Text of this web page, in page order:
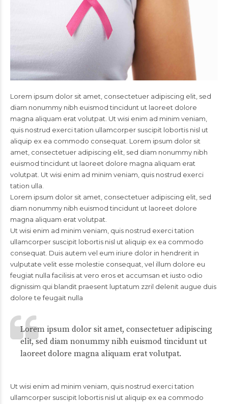
Lorem ipsum dolor sit amet, consectetuer adipiscing elit, sed
diam nonummy nibh euismod tincidunt ut laoreet dolore
magna aliquam erat volutpat. Ut wisi enim ad minim veniam,
quis nostrud exerci tation ullamcorper suscipit lobortis nisl ut
aliquip ex ea commodo consequat. Lorem ipsum dolor sit
amet, consectetuer adipiscing elit, sed diam nonummy nibh
euismod tincidunt ut laoreet dolore magna aliquam erat
volutpat. Ut wisi enim ad minim veniam, quis nostrud exerci
tation ulla.
Lorem ipsum dolor sit amet, consectetuer adipiscing elit, sed
diam nonummy nibh euismod tincidunt ut laoreet dolore
magna aliquam erat volutpat.
Ut wisi enim ad minim veniam, quis nostrud exerci tation
ullamcorper suscipit lobortis nisl ut aliquip ex ea commodo
consequat. Duis autem vel eum iriure dolor in hendrerit in
vulputate velit esse molestie consequat, vel illum dolore eu
feugiat nulla facilisis at vero eros et accumsan et iusto odio
dignissim qui blandit praesent luptatum zzril delenit augue duis
dolore te feugait nulla
Lorem ipsum dolor sit amet, consectetuer adipiscing
elit, sed diam nonummy nibh euismod tincidunt ut
laoreet dolore magna aliquam erat volutpat.
Ut wisi enim ad minim veniam, quis nostrud exerci tation
ullamcorper suscipit lobortis nisl ut aliquip ex ea commodo